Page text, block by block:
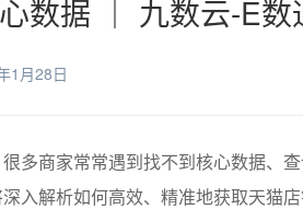
数据 ｜ 九数云-E数
1月28日
多商家常常遇到找不到核心数据、
入解析如何高效、精准地获取天猫